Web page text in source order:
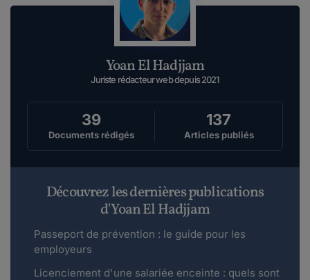
Yoan El Hadjjam
Juriste rédacteur web depuis 2021
39
Documents rédigés
137
Articles publiés
Découvrez les dernières publications
d'Yoan El Hadjjam
Passeport de prévention : le guide pour les
employeurs
Licenciement d'une salariée enceinte : quels sont